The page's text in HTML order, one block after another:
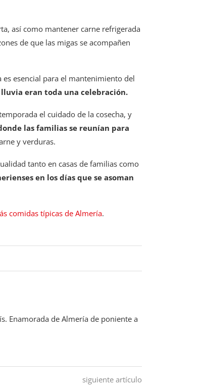
así como mantener carne refrigerada
de que las migas se acompañen
esencial para el mantenimiento del
lluvia eran toda una celebración.
el cuidado de la cosecha, y
las familias se reunían para
y verduras.
tanto en casas de familias como
en los días que se asoman
comidas típicas de Almería.
Enamorada de Almería de poniente a
siguiente artículo